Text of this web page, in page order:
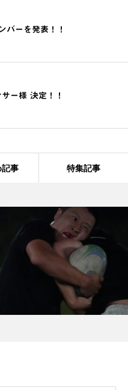
バーを発表！！
ー様 決定！！
記事 特集記事